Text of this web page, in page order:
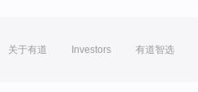
关于有道 Investors 有道智选